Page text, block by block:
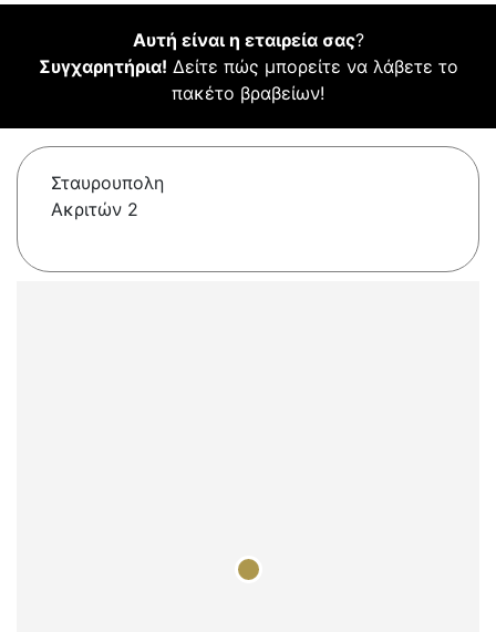
Αυτή είναι η εταιρεία σας?
Συγχαρητήρια! Δείτε πώς μπορείτε να λάβετε το
πακέτο βραβείων!
Σταυρουπολη
Ακριτών 2